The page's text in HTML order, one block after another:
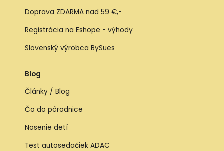
Doprava ZDARMA nad 59 €,-
Registrácia na Eshope - výhody
Slovenský výrobca BySues
Blog
Články / Blog
Čo do pôrodnice
Nosenie detí
Test autosedačiek ADAC